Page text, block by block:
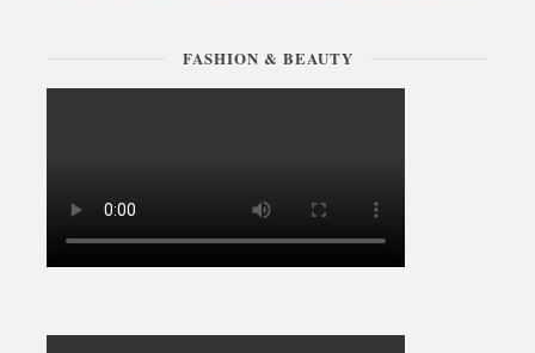
FASHION & BEAUTY